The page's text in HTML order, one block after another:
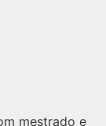
mestrado e